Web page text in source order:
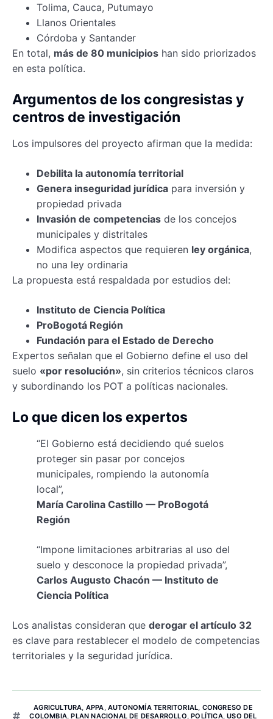
Tolima, Cauca, Putumayo
Llanos Orientales
Córdoba y Santander
En total, más de 80 municipios han sido priorizados
en esta política.
Argumentos de los congresistas y
centros de investigación
Los impulsores del proyecto afirman que la medida:
Debilita la autonomía territorial
Genera inseguridad jurídica para inversión y
propiedad privada
Invasión de competencias de los concejos
municipales y distritales
Modifica aspectos que requieren ley orgánica,
no una ley ordinaria
La propuesta está respaldada por estudios del:
Instituto de Ciencia Política
ProBogotá Región
Fundación para el Estado de Derecho
Expertos señalan que el Gobierno define el uso del
suelo «por resolución», sin criterios técnicos claros
y subordinando los POT a políticas nacionales.
Lo que dicen los expertos
“El Gobierno está decidiendo qué suelos
proteger sin pasar por concejos
municipales, rompiendo la autonomía
local”,
María Carolina Castillo — ProBogotá
Región
“Impone limitaciones arbitrarias al uso del
suelo y desconoce la propiedad privada”,
Carlos Augusto Chacón — Instituto de
Ciencia Política
Los analistas consideran que derogar el artículo 32
es clave para restablecer el modelo de competencias
territoriales y la seguridad jurídica.
AGRICULTURA, APPA, AUTONOMÍA TERRITORIAL, CONGRESO DE
COLOMBIA,PLAN NACIONAL DE DESARROLLO,POLÍTICA,USO DEL